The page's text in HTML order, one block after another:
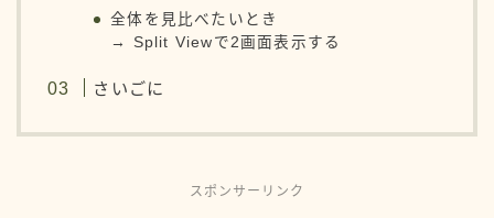
全体を見比べたいとき
→ Split Viewで2画面表示する
さいごに
スポンサーリンク